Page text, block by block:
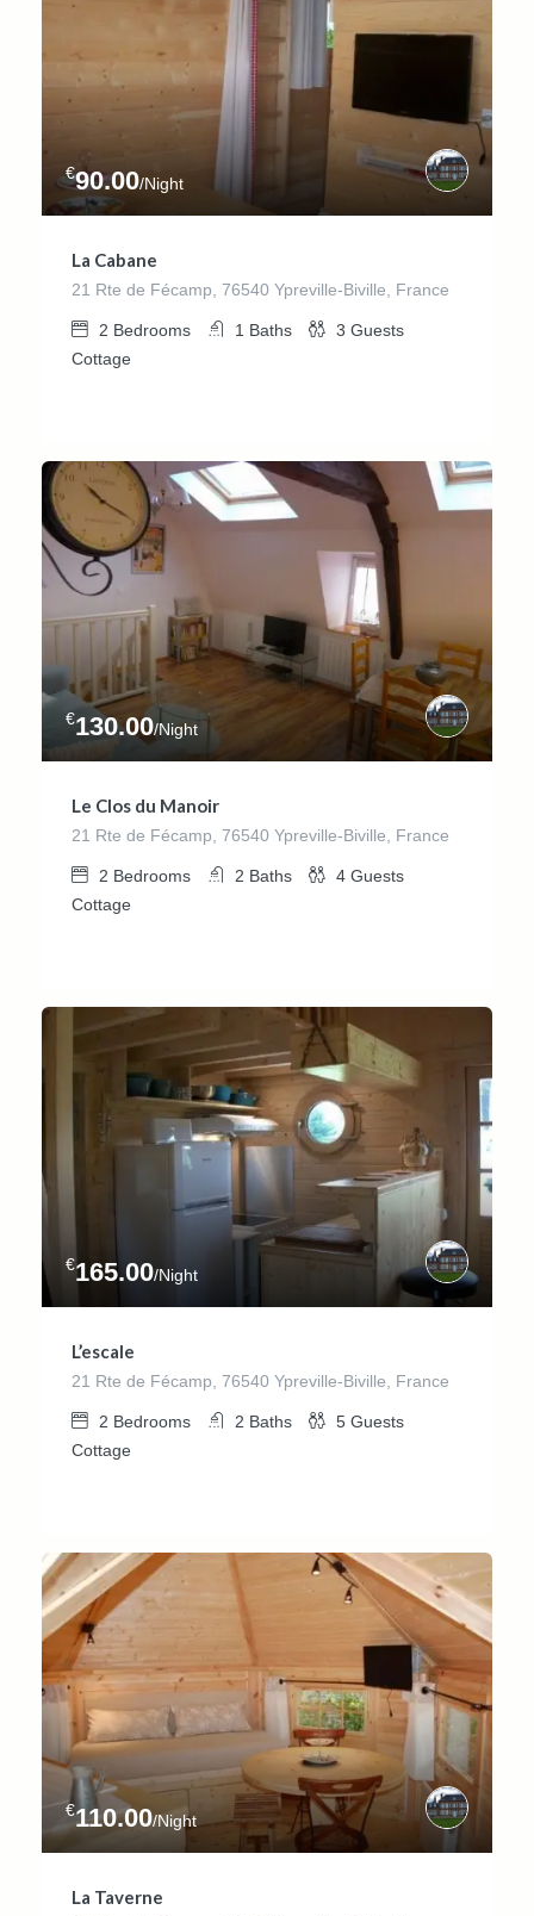
€90.00/Night
La Cabane
21 Rte de Fécamp, 76540 Ypreville-Biville, France
2 Bedrooms 1 Baths 3 Guests
Cottage
€130.00/Night
Le Clos du Manoir
21 Rte de Fécamp, 76540 Ypreville-Biville, France
2 Bedrooms 2 Baths 4 Guests
Cottage
€165.00/Night
L’escale
21 Rte de Fécamp, 76540 Ypreville-Biville, France
2 Bedrooms 2 Baths 5 Guests
Cottage
€110.00/Night
La Taverne